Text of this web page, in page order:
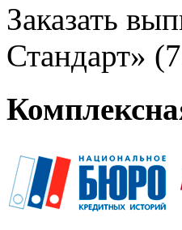
Заказать
Стандарт»